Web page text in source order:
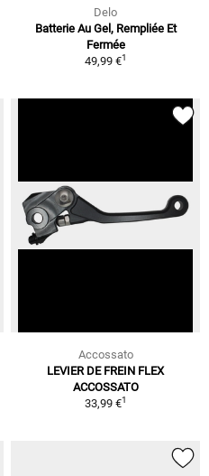
Delo
Batterie Au Gel, Rempliée Et
Fermée
49,99 €1
Accossato
LEVIER DE FREIN FLEX
ACCOSSATO
33,99 €1